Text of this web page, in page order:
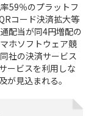
59％のプラットフ
コード決済拡大等
配当が同4円増配の
ホソフトウェア競
社の決済サービス
ービスを利用しな
が見込まれる。